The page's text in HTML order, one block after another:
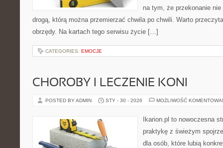
na tym, że przekonanie
drogą, którą można przemierzać chwila po chwili. Warto
obrzędy. Na kartach tego serwisu życie […]
CATEGORIES: EMOCJE
CHOROBY I LECZENIE KONI
POSTED BY ADMIN STY - 30 - 2026 MOŻLIWOŚĆ
Ikarion.pl to nowoczesna
praktykę z świeżym
dla osób, które lubią